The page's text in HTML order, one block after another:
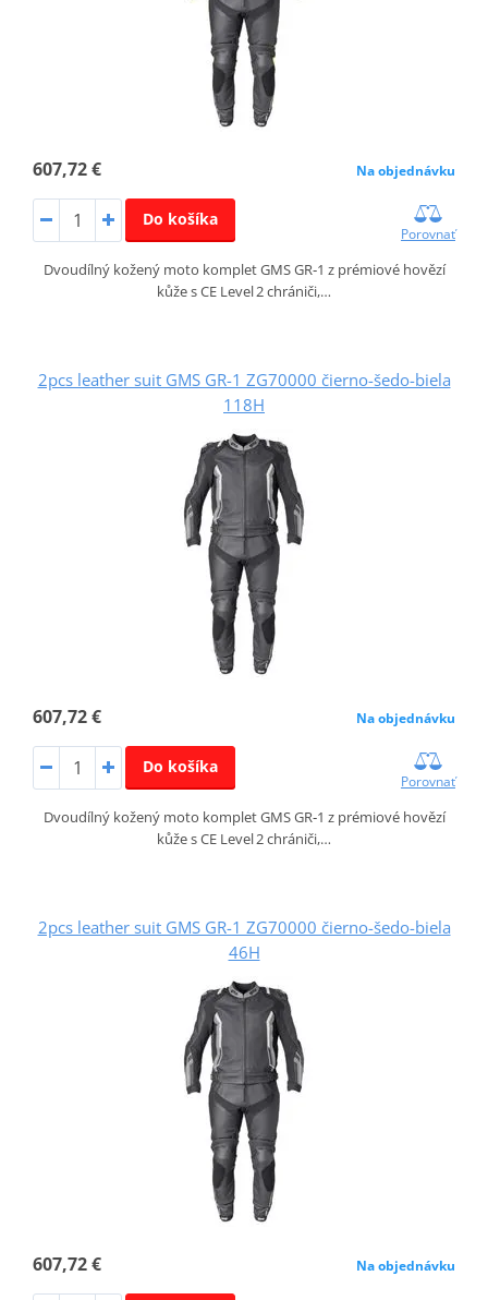
607,72 € Na objednávku
Do košíka
Porovnať
Dvoudílný kožený moto komplet GMS GR‑1 z prémiové hovězí
kůže s CE Level 2 chrániči,…
2pcs leather suit GMS GR-1 ZG70000 čierno-šedo-biela
118H
607,72 € Na objednávku
Do košíka
Porovnať
Dvoudílný kožený moto komplet GMS GR‑1 z prémiové hovězí
kůže s CE Level 2 chrániči,…
2pcs leather suit GMS GR-1 ZG70000 čierno-šedo-biela
46H
607,72 € Na objednávku